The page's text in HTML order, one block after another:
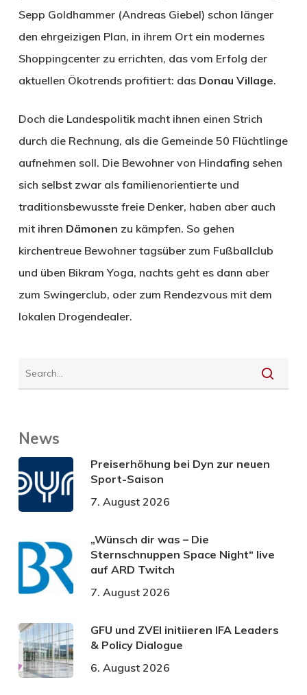
Sepp Goldhammer (Andreas Giebel) schon länger
den ehrgeizigen Plan, in ihrem Ort ein modernes
Shoppingcenter zu errichten, das vom Erfolg der
aktuellen Ökotrends profitiert: das Donau Village.
Doch die Landespolitik macht ihnen einen Strich
durch die Rechnung, als die Gemeinde 50 Flüchtlinge
aufnehmen soll. Die Bewohner von Hindafing sehen
sich selbst zwar als familienorientierte und
traditionsbewusste freie Denker, haben aber auch
mit ihren Dämonen zu kämpfen. So gehen
kirchentreue Bewohner tagsüber zum Fußballclub
und üben Bikram Yoga, nachts geht es dann aber
zum Swingerclub, oder zum Rendezvous mit dem
lokalen Drogendealer.
News
Preiserhöhung bei Dyn zur neuen
Sport-Saison
7. August 2026
„Wünsch dir was – Die
Sternschnuppen Space Night“ live
auf ARD Twitch
7. August 2026
GFU und ZVEI initiieren IFA Leaders
& Policy Dialogue
6. August 2026